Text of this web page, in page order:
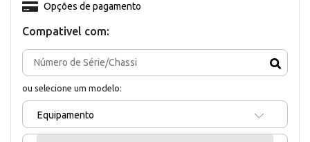
Compativel com:
ou selecione um modelo:
Equipamento
Opções de pagamento